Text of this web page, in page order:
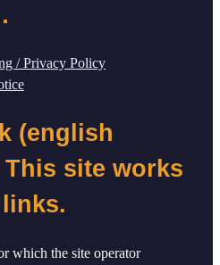
/ Privacy Policy
(english
site works
which the site operator